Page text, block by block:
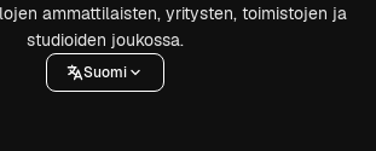
ammattilaisten, yritysten, toimistojen ja
studioiden joukossa.
Suomi